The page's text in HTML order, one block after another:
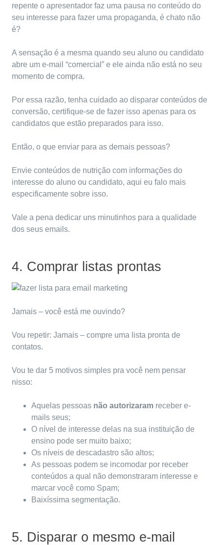
repente o apresentador faz uma pausa no conteúdo do
seu interesse para fazer uma propaganda, é chato não
é?
A sensação é a mesma quando seu aluno ou candidato
abre um e-mail “comercial” e ele ainda não está no seu
momento de compra.
Por essa razão, tenha cuidado ao disparar conteúdos de
conversão, certifique-se de fazer isso apenas para os
candidatos que estão preparados para isso.
Então, o que enviar para as demais pessoas?
Envie conteúdos de nutrição com informações do
interesse do aluno ou candidato, aqui eu falo mais
especificamente sobre isso.
Vale a pena dedicar uns minutinhos para a qualidade
dos seus emails.
4. Comprar listas prontas
Jamais – você está me ouvindo?
Vou repetir: Jamais – compre uma lista pronta de
contatos.
Vou te dar 5 motivos simples pra você nem pensar
nisso:
Aquelas pessoas não autorizaram receber e-
mails seus;
O nível de interesse delas na sua instituição de
ensino pode ser muito baixo;
Os níveis de descadastro são altos;
As pessoas podem se incomodar por receber
conteúdos a qual não demonstraram interesse e
marcar você como Spam;
Baixíssima segmentação.
5. Disparar o mesmo e-mail